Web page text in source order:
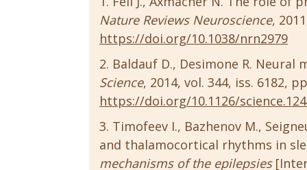
Nature Reviews Neuroscience,
https://doi.org/10.1038/nrn2979
Baldauf D., Desimone R.
Science, 2014, vol. 344, iss. 6182,
https://doi.org/10.1126/
Timofeev I., Bazhenov M.,
and thalamocortical rhythms in
mechanisms of the epilepsies